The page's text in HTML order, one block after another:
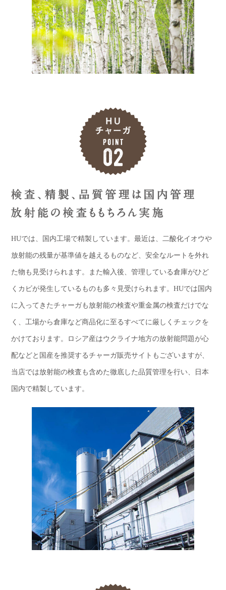
HUでは、国内工場で精製しています。最近は、二酸化イオウや
放射能の残量が基準値を越えるものなど、安全なルートを外れ
た物も見受けられます。また輸入後、管理している倉庫がひど
くカビが発生しているものも多々見受けられます。HUでは国内
に入ってきたチャーガも放射能の検査や重金属の検査だけでな
く、工場から倉庫など商品化に至るすべてに厳しくチェックを
かけております。ロシア産はウクライナ地方の放射能問題が心
配などと国産を推奨するチャーガ販売サイトもございますが、
当店では放射能の検査も含めた徹底した品質管理を行い、日本
国内で精製しています。